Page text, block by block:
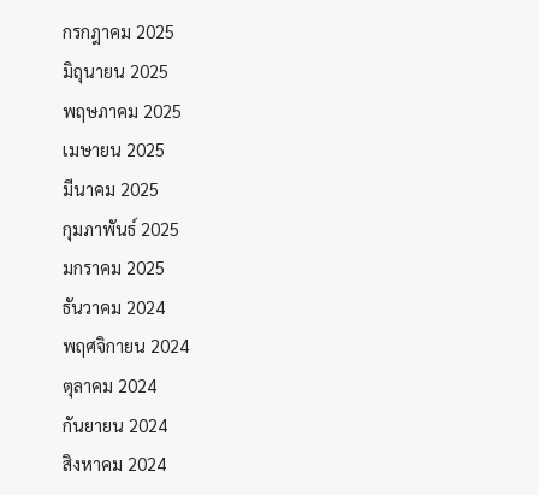
กรกฎาคม 2025
มิถุนายน 2025
พฤษภาคม 2025
เมษายน 2025
มีนาคม 2025
กุมภาพันธ์ 2025
มกราคม 2025
ธันวาคม 2024
พฤศจิกายน 2024
ตุลาคม 2024
กันยายน 2024
สิงหาคม 2024